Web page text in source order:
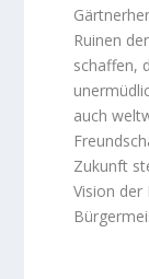
Ruinen
schaffen,
auch
Zukunft
Vision der